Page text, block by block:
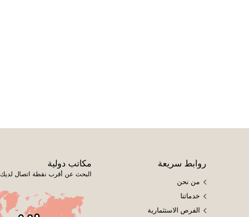
روابط سريعة
من نحن
خدماتنا
الفرص الاستثمارية
مكاتب دولية
البحث عن أقرب نقطة اتصال لديك